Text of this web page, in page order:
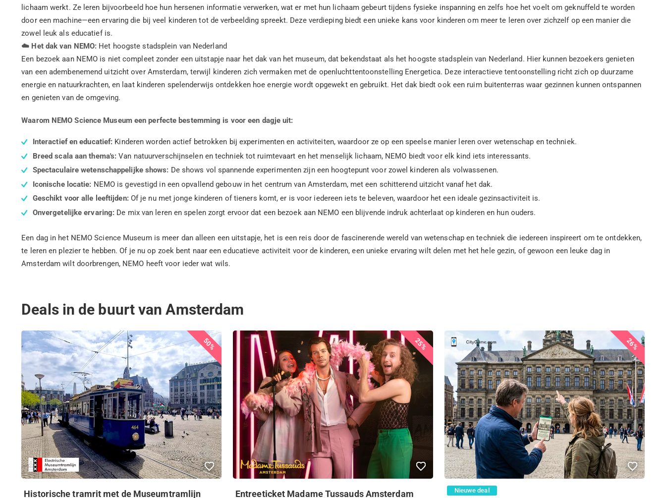
lichaam werkt. Ze leren bijvoorbeeld hoe hun hersenen informatie verwerken, wat er met hun lichaam gebeurt tijdens fysieke inspanning en zelfs hoe het voelt om geknuffeld te worden
door een machine—een ervaring die bij veel kinderen tot de verbeelding spreekt. Deze verdieping biedt een unieke kans voor kinderen om meer te leren over zichzelf op een manier die
zowel leuk als educatief is.
☁️ Het dak van NEMO: Het hoogste stadsplein van Nederland
Een bezoek aan NEMO is niet compleet zonder een uitstapje naar het dak van het museum, dat bekendstaat als het hoogste stadsplein van Nederland. Hier kunnen bezoekers genieten
van een adembenemend uitzicht over Amsterdam, terwijl kinderen zich vermaken met de openluchttentoonstelling Energetica. Deze interactieve tentoonstelling richt zich op duurzame
energie en natuurkrachten, en laat kinderen spelenderwijs ontdekken hoe energie wordt opgewekt en gebruikt. Het dak biedt ook een ruim buitenterras waar gezinnen kunnen ontspannen
en genieten van de omgeving.
Waarom NEMO Science Museum een perfecte bestemming is voor een dagje uit:
Interactief en educatief: Kinderen worden actief betrokken bij experimenten en activiteiten, waardoor ze op een speelse manier leren over wetenschap en techniek.
Breed scala aan thema's: Van natuurverschijnselen en techniek tot ruimtevaart en het menselijk lichaam, NEMO biedt voor elk kind iets interessants.
Spectaculaire wetenschappelijke shows: De shows vol spannende experimenten zijn een hoogtepunt voor zowel kinderen als volwassenen.
Iconische locatie: NEMO is gevestigd in een opvallend gebouw in het centrum van Amsterdam, met een schitterend uitzicht vanaf het dak.
Geschikt voor alle leeftijden:Of je nu met jonge kinderen of tieners komt, er is voor iedereen iets te beleven, waardoor het een ideale gezinsactiviteit is.
Onvergetelijke ervaring: De mix van leren en spelen zorgt ervoor dat een bezoek aan NEMO een blijvende indruk achterlaat op kinderen en hun ouders.
Een dag in het NEMO Science Museum is meer dan alleen een uitstapje, het is een reis door de fascinerende wereld van wetenschap en techniek die iedereen inspireert om te ontdekken,
te leren en plezier te hebben. Of je nu op zoek bent naar een educatieve activiteit voor de kinderen, een unieke ervaring wilt delen met het hele gezin, of gewoon een leuke dag in
Amsterdam wilt doorbrengen, NEMO heeft voor ieder wat wils.
Deals in de buurt van Amsterdam
50%
Historische tramrit met de Museumtramlijn
25%
Entreeticket Madame Tussauds Amsterdam
26%
Nieuwe deal